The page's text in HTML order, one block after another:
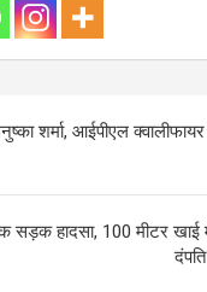
शर्मा, आईपीएल
सड़क हादसा, 100 मीटर खाई